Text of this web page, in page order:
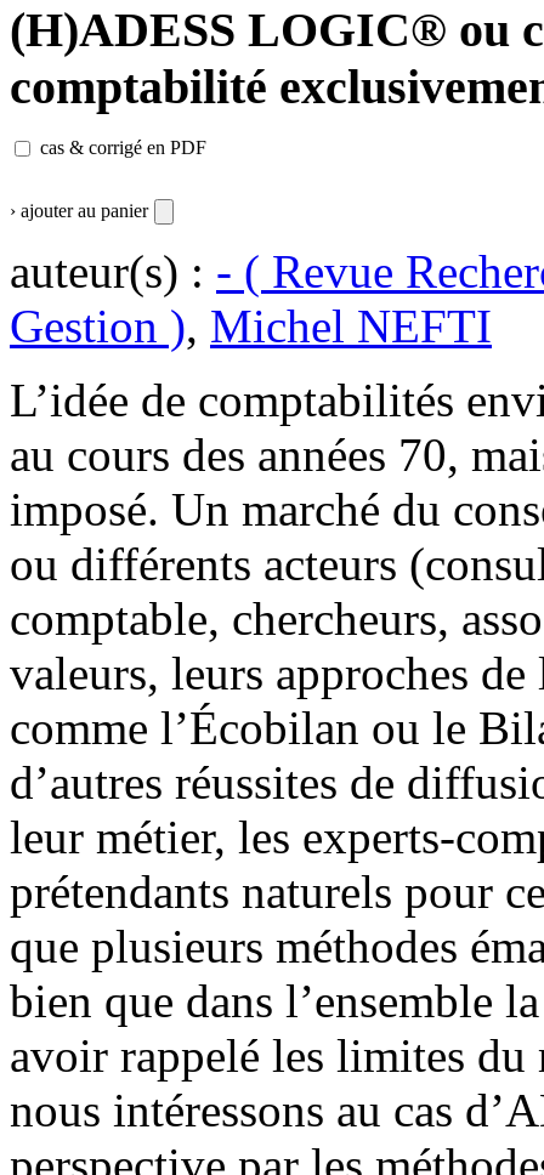
(H)ADESS LOGIC® ou
comptabilité
cas & corrigé en PDF
› ajouter au panier
auteur(s) : - ( Revue
Gestion ), Michel NEFTI
L’idée de comptabilités
au cours des années 70,
imposé. Un marché du
ou différents acteurs
comptable, chercheurs,
valeurs, leurs approches
comme l’Écobilan ou le
d’autres réussites de
leur métier, les experts-
prétendants naturels pour
que plusieurs méthodes
bien que dans l’ensemble
avoir rappelé les limites du
nous intéressons au cas